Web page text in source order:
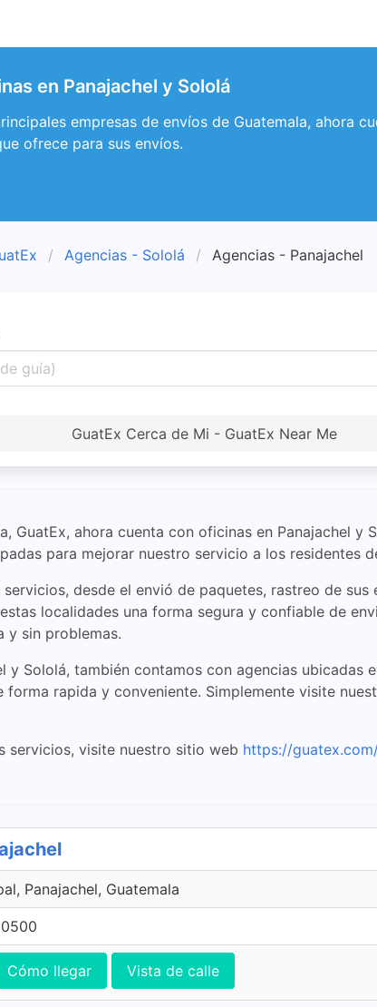
en Panajachel y Sololá
empresas de envíos de Guatemala, ahora
ofrece para sus envíos.
Agencias - Sololá Agencias - Panajachel
GuatEx Cerca de Mi - GuatEx Near Me
GuatEx, ahora cuenta con oficinas en Panajachel y
para mejorar nuestro servicio a los residentes
desde el envió de paquetes, rastreo de
localidades una forma segura y confiable de
y sin problemas.
y Sololá, también contamos con agencias ubicadas
rapida y conveniente. Simplemente visite
servicios, visite nuestro sitio web https://
Panajachel, Guatemala
Cómo llegar Vista de calle